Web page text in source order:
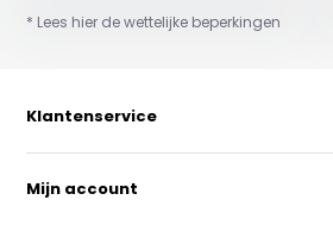
* Lees hier de wettelijke beperkingen
Klantenservice
Mijn account